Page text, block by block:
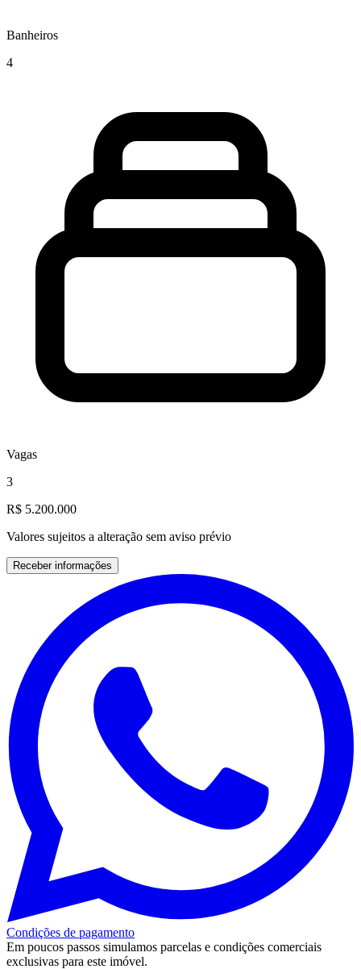
Banheiros
4
Vagas
3
R$ 5.200.000
Valores sujeitos a alteração sem aviso prévio
Receber informações
Condições de pagamento
Em poucos passos simulamos parcelas e condições comerciais
exclusivas para este imóvel.